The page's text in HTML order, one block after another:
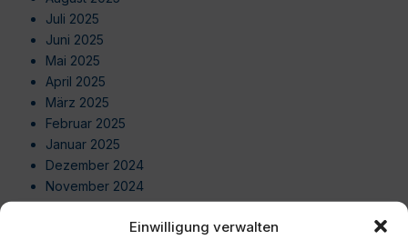
Einwilligung verwalten
Juli 2025
Juni 2025
Mai 2025
April 2025
März 2025
Februar 2025
Januar 2025
Dezember 2024
November 2024
Oktober 2024
September 2024